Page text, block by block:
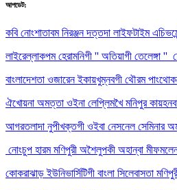
আপডেট:
কবি নোংশাতাবম নিরঞ্জন দত্তদা লাইফটাইম
লাইরেল্লাকপম হেরামনিগী '' অতিয়াগী তেলেঙ্গা ''
বাংলাদেশতা ওজারেন ইকায়খুম্নবগী থৌরম
ঐখোয়না অমত্তা ওইনা লেপ্লিমখৈ মনিপুর
আগরতলাদা নুপীখক্তগী ওইবা নেসনেল সেমিনার
নোংচুপ হারম মণিপুরী অশৈলুপকী অহান্বা
কোকরাঝাড় ইউনিভার্সিটিগী বাংলা সিলেবাসতা